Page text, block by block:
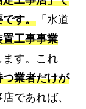
です。 「水道
工事事業
す。これ
業者だけが
であれば、